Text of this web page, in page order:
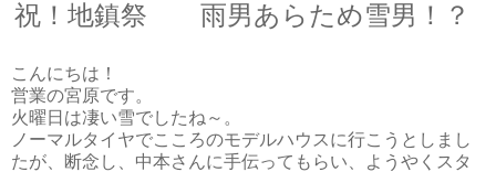
祝！地鎮祭 雨男あらため雪男！？
こんにちは！
営業の宮原です。
火曜日は凄い雪でしたね～。
ノーマルタイヤでこころのモデルハウスに行こうとしまし
たが、断念し、中本さんに手伝ってもらい、ようやくスタ